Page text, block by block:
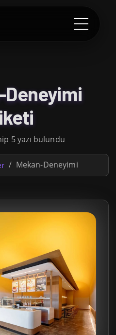
5 yazı bulundu
Mekan-Deneyimi